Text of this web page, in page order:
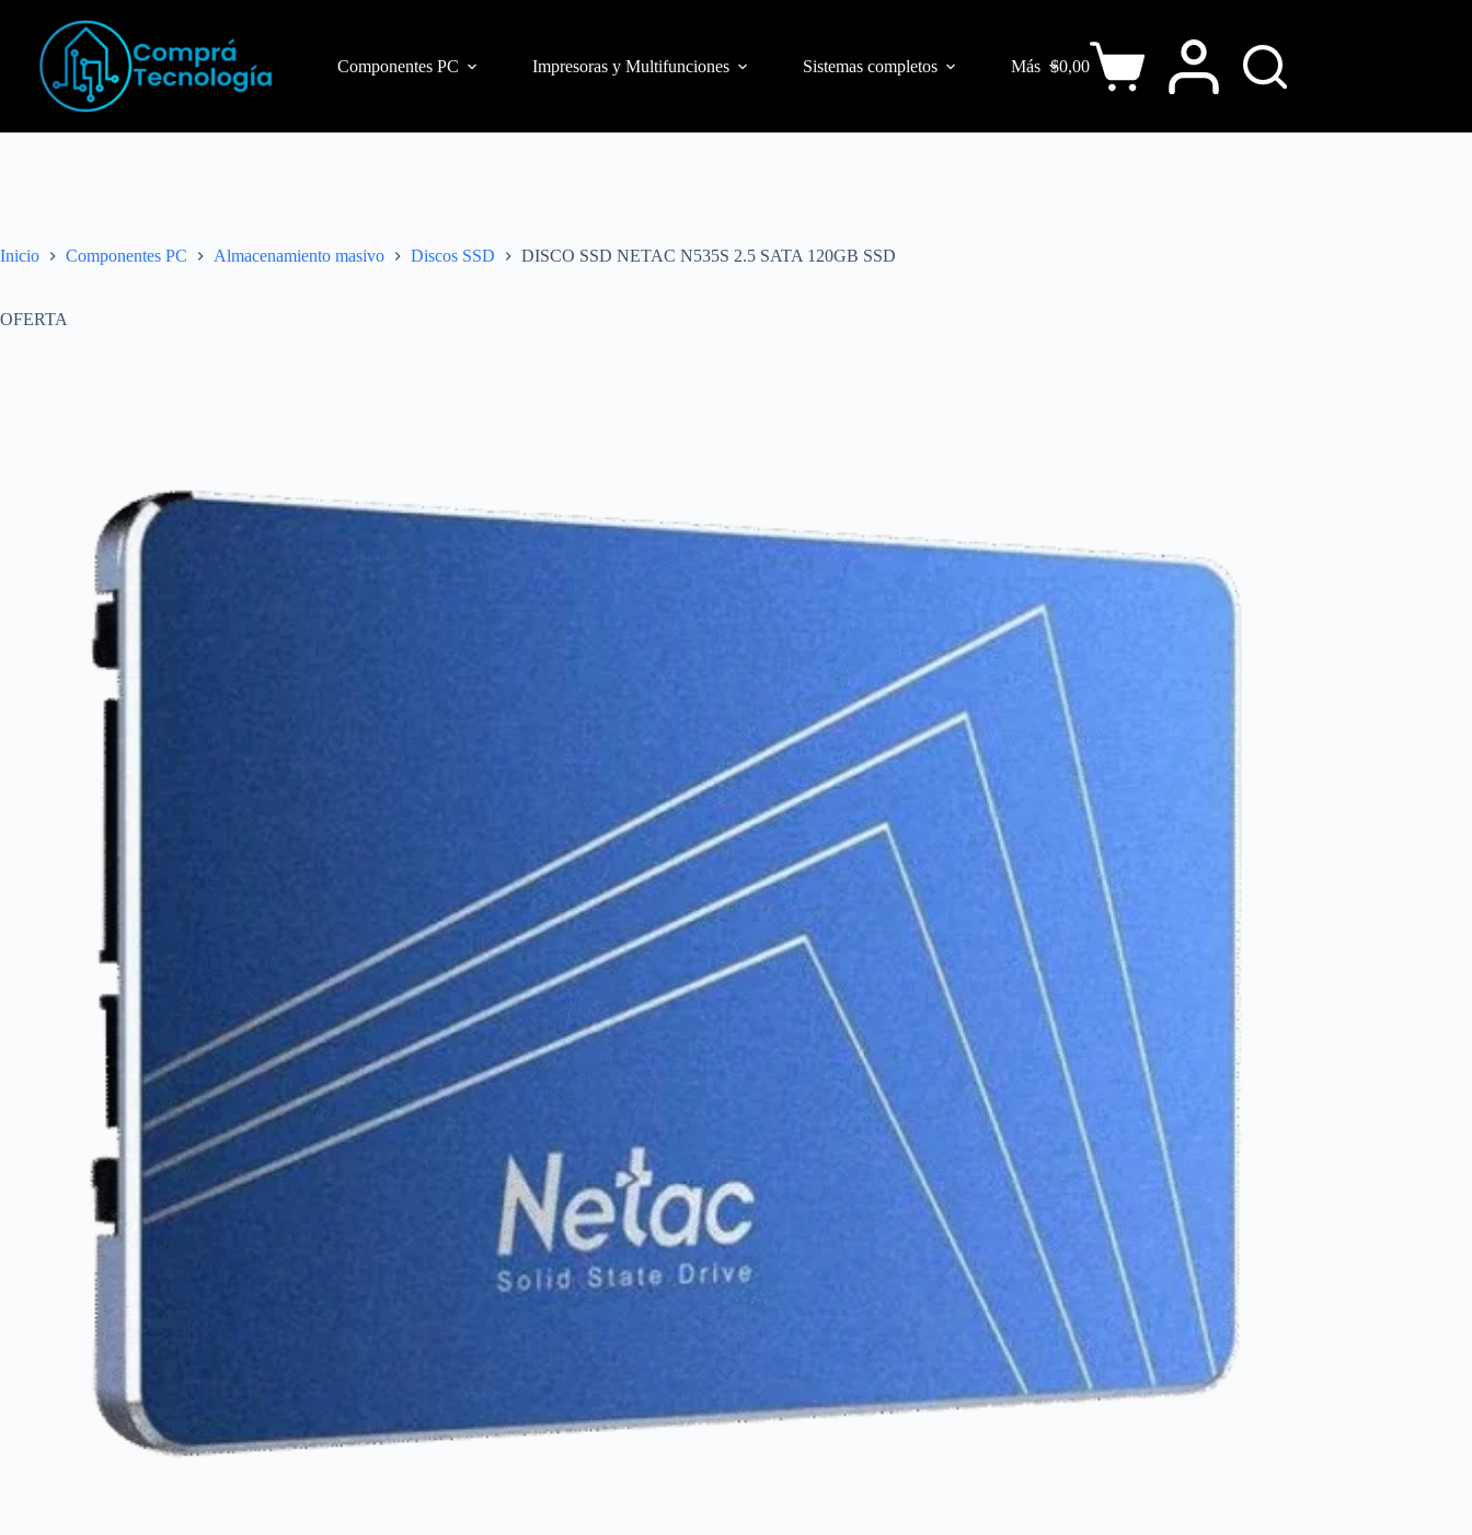
Componentes PC Impresoras y Multifunciones Sistemas completos Más $0,00
Inicio Componentes PC Almacenamiento masivo Discos SSD DISCO SSD NETAC N535S 2.5 SATA 120GB SSD
OFERTA